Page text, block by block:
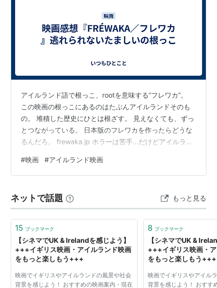
アイルランド語で根っこ、rootを意味する”フレワカ”。
この映画の根っこにあるのはたぶんアイルランドそのも
の。 堆積した歴史にひとは根ざす。 見えなくても、ずっ
とつながっている。 日本版のフレワカを作ったらどうな
るんだろ。 frewaka.jp ホラーは苦手…だけどアイルラン
ました。 ビビりまくってたけど、見たら怖くはなかった
です。蝿とか尿とか生ゴミとかの生理的に不快な描写は
おもしろかったか？というとそうでもない。怖かった
か？ときかれるとそうでもない。 ただ、好きか嫌いかで
いえば、好き、か…
#映画 #アイルランド映画
ネットで話題 もっと見る
15 ブックマーク
【シネマでUK & Irelandを感じよう】
+++イギリス映画・アイルランド映画
をもっと楽しもう+++
映画でイギリスやアイルランドの風景や社会
背景を感じよう！ おすすめの映画案内・現在
8 ブックマーク
【シネマでUK &
+++イギリス映画・
をもっと楽しもう+++
映画でイギリスやアイル
背景を感じよう！ おすす